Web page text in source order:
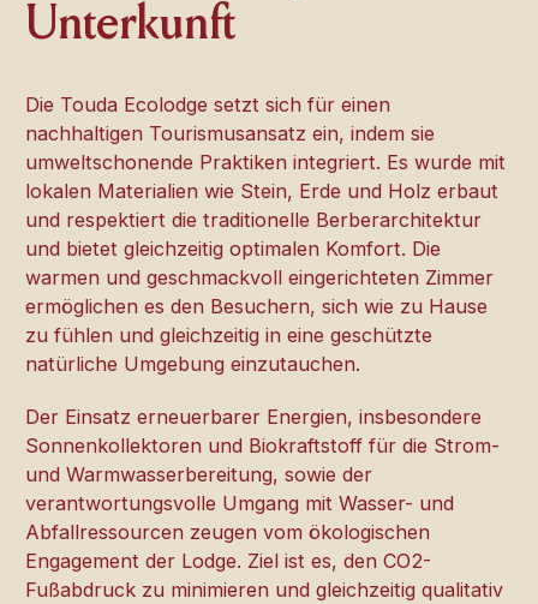
Unterkunft
Die Touda Ecolodge setzt sich für einen
nachhaltigen Tourismusansatz ein, indem sie
umweltschonende Praktiken integriert. Es wurde mit
lokalen Materialien wie Stein, Erde und Holz erbaut
und respektiert die traditionelle Berberarchitektur
und bietet gleichzeitig optimalen Komfort. Die
warmen und geschmackvoll eingerichteten Zimmer
ermöglichen es den Besuchern, sich wie zu Hause
zu fühlen und gleichzeitig in eine geschützte
natürliche Umgebung einzutauchen.
Der Einsatz erneuerbarer Energien, insbesondere
Sonnenkollektoren und Biokraftstoff für die Strom-
und Warmwasserbereitung, sowie der
verantwortungsvolle Umgang mit Wasser- und
Abfallressourcen zeugen vom ökologischen
Engagement der Lodge. Ziel ist es, den CO2-
Fußabdruck zu minimieren und gleichzeitig qualitativ